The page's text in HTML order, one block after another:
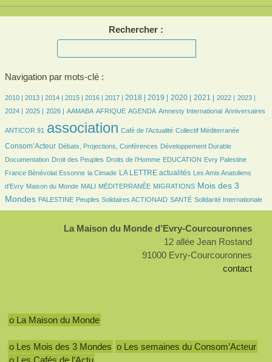
Rechercher :
Navigation par mots-clé :
8/2858
2010 |
8/28582013 |
232/2858 2014 |
432/2858 2015 |
511/2858 2016 |
592/2858 2017 |
803/2858 2018 |
812/2858 2019 |
702/2858 2020 |
755/2858 2021 |
544/2858 2022 |
544/2858 2023 |
564/2858
2024 |
552/2858
2025 |
610/2858 2026 |
91/2858 AAMABA
199/2858 AFRIQUE
569/2858 AGENDA
8/2858 Amnesty International
34/2858 Anniversaires
27/2858
ANTICOR 91 association Café de l’Actualité Collectif Méditerranée
Consom’Acteur
180/2858 Débats, Projections, Conférences
187/2858 Développement Durable
67/2858
Documentation
35/2858 Droit des Peuples
185/2858 Droits de l’Homme
38/2858 EDUCATION
9/2858 Evry Palestine
116/2858
France Bénévolat Essonne
29/2858 la Cimade
933/2858 LA LETTRE actualités
33/2858
Les Amis Anatoliens
d’Evry
103/2858Maison du Monde
24/2858 MALI
9/2858 MÉDITERRANÉE
157/2858 MIGRATIONS
1137/2858
Mois des 3
Mondes
114/2858PALESTINE
121/2858 Peuples Solidaires ACTIONAID
119/2858 SANTÉ
272/2858 Solidarité Internationale
La Maison du Monde d’Evry-Courcouronnes
12 allée Jean Rostand
91000 Evry-Courcouronnes
contact
o La Maison du Monde
o Les Mois des 3 Mondes o Les semaines du Consom’Acteur